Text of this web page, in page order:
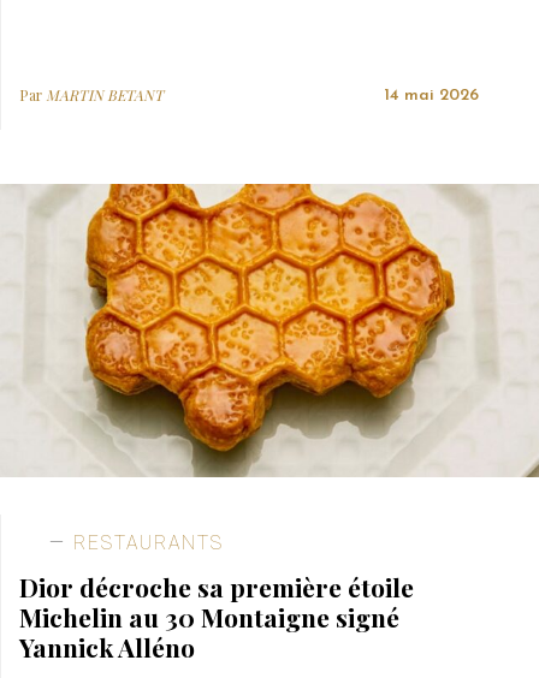
Par MARTIN BETANT 14 mai 2026
RESTAURANTS
Dior décroche sa première étoile
Michelin au 30 Montaigne signé
Yannick Alléno